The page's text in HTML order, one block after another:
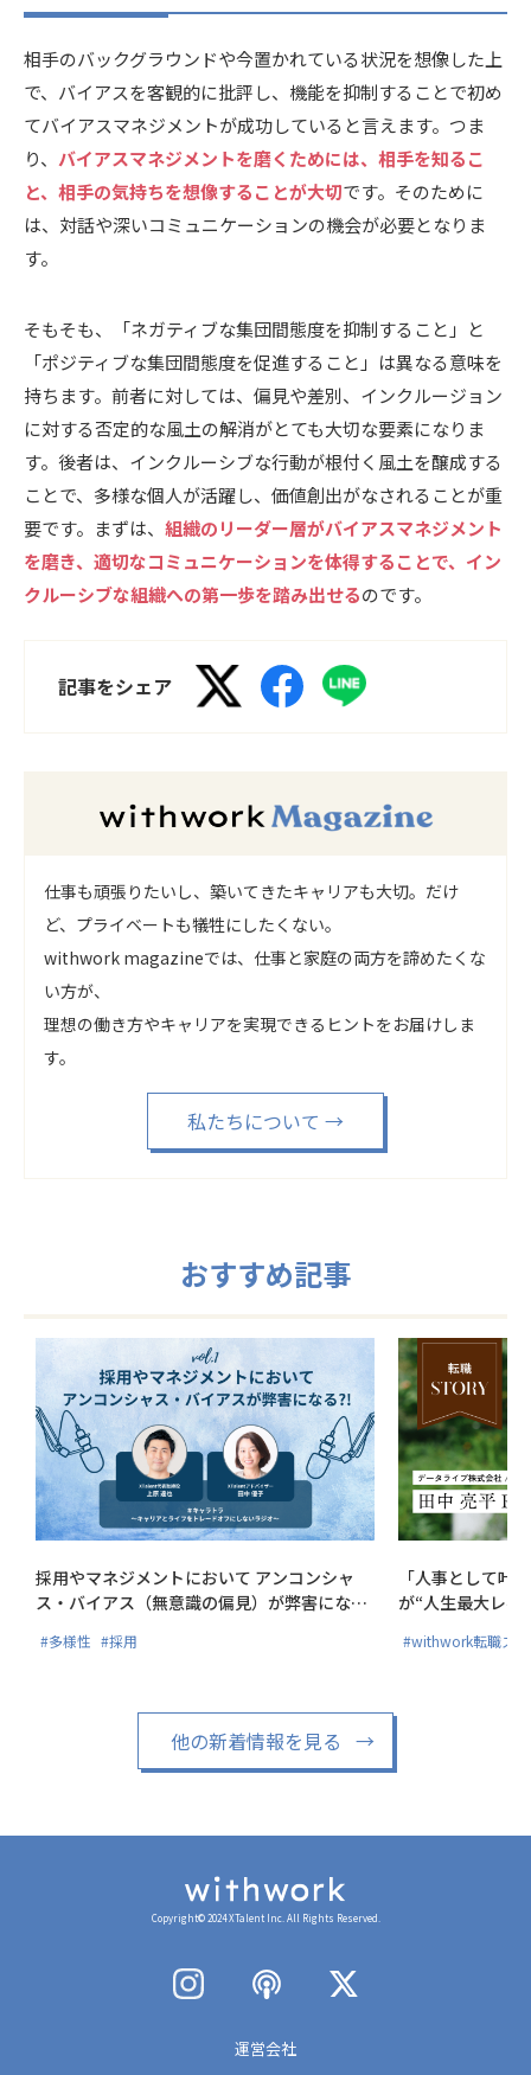
相手のバックグラウンドや今置かれている状況を想像した上
で、バイアスを客観的に批評し、機能を抑制することで初め
てバイアスマネジメントが成功していると言えます。つま
り、 バイアスマネジメントを磨くためには、相手を知るこ
と、相手の気持ちを想像することが大切です。そのために
は、対話や深いコミュニケーションの機会が必要となりま
す。
そもそも、「ネガティブな集団間態度を抑制すること」と
「ポジティブな集団間態度を促進すること」は異なる意味を
持ちます。前者に対しては、偏見や差別、インクルージョン
に対する否定的な風土の解消がとても大切な要素になりま
す。後者は、インクルーシブな行動が根付く風土を醸成する
ことで、多様な個人が活躍し、価値創出がなされることが重
要です。まずは、 組織のリーダー層がバイアスマネジメント
を磨き、適切なコミュニケーションを体得することで、イン
クルーシブな組織への第一歩を踏み出せるのです。
記事をシェア
仕事も頑張りたいし、築いてきたキャリアも大切。だけ
ど、プライベートも犠牲にしたくない。
withwork magazineでは、仕事と家庭の両方を諦めたくな
い方が、
理想の働き方やキャリアを実現できるヒントをお届けしま
す。
私たちについて →
おすすめ記事
採用やマネジメントにおいて アンコンシャ
ス・バイアス（無意識の偏見）が弊害にな
#多様性 #採用
「人事として叶
が“人生最大レベ
#withwork転職ス
他の新着情報を見る →
Copyright© 2024 XTalent Inc. All Rights Reserved.
運営会社